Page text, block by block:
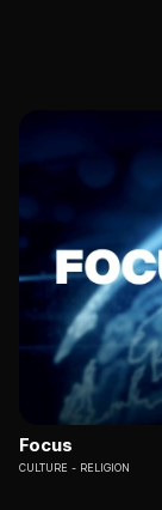
Focus
CULTURE RELIGION